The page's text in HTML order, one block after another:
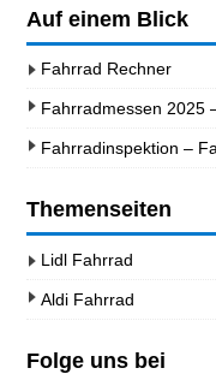
Auf einem Blick
Fahrrad Rechner
Fahrradmessen 2025
Fahrradinspektion –
Themenseiten
Lidl Fahrrad
Aldi Fahrrad
Folge uns bei